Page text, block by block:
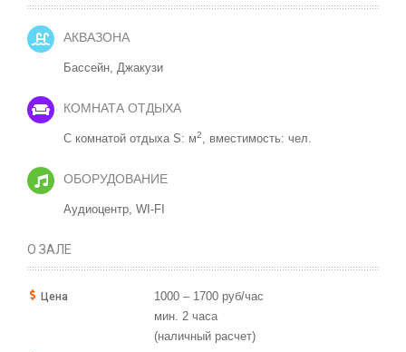
АКВАЗОНА
Бассейн, Джакузи
КОМНАТА ОТДЫХА
С комнатой отдыха S: м2, вместимость: чел.
ОБОРУДОВАНИЕ
Аудиоцентр, WI-FI
О ЗАЛЕ
Цена
1000 – 1700 руб/час
мин. 2 часа
(наличный расчет)